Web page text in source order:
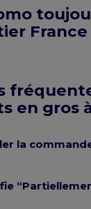
France
en gros
la